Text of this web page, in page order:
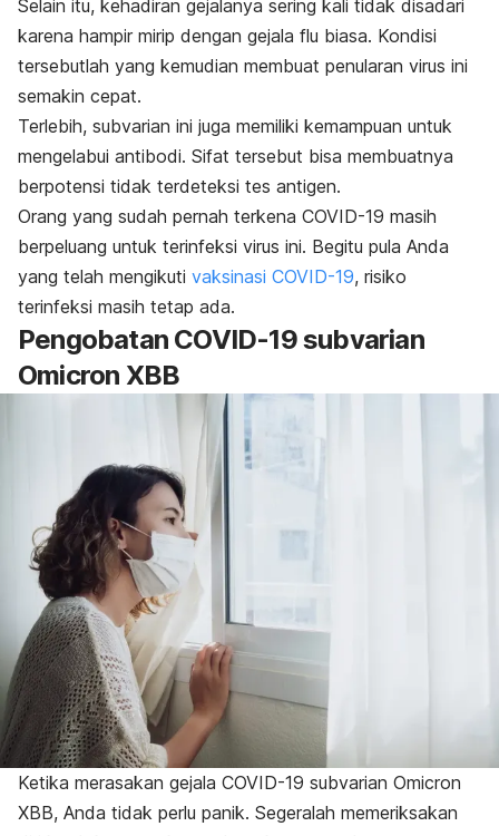
Selain itu, kehadiran gejalanya sering kali tidak disadari
karena hampir mirip dengan gejala flu biasa. Kondisi
tersebutlah yang kemudian membuat penularan virus ini
semakin cepat.
Terlebih, subvarian ini juga memiliki kemampuan untuk
mengelabui antibodi. Sifat tersebut bisa membuatnya
berpotensi tidak terdeteksi tes antigen.
Orang yang sudah pernah terkena COVID-19 masih
berpeluang untuk terinfeksi virus ini. Begitu pula Anda
yang telah mengikuti vaksinasi COVID-19, risiko
terinfeksi masih tetap ada.
Pengobatan COVID-19 subvarian
Omicron XBB
Ketika merasakan gejala COVID-19 subvarian Omicron
XBB, Anda tidak perlu panik. Segeralah memeriksakan